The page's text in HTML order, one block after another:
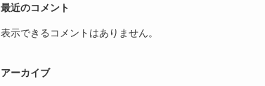
最近のコメント
表示できるコメントはありません。
アーカイブ